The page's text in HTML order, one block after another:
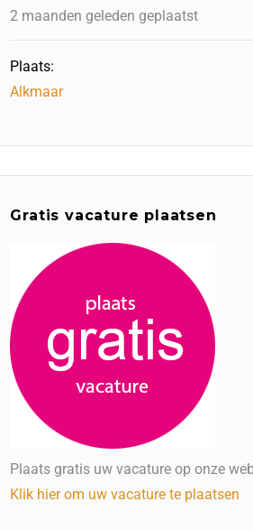
2 maanden geleden geplaatst
Plaats:
Alkmaar
Gratis vacature plaatsen
Plaats gratis uw vacature op onze
Klik hier om uw vacature te plaatsen